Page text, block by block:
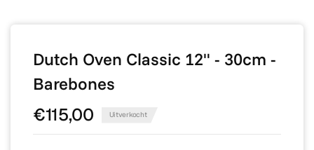
Dutch Oven Classic 12" - 30cm -
Barebones
€115,00 Uitverkocht